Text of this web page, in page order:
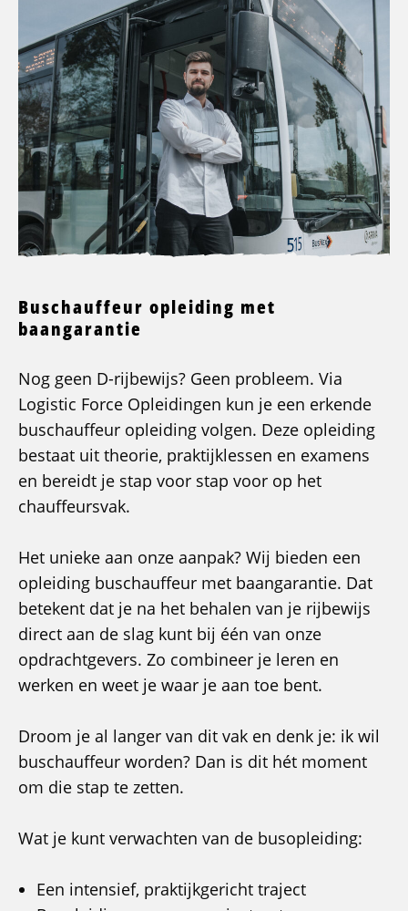
Buschauffeur opleiding met
baangarantie
Nog geen D-rijbewijs? Geen probleem. Via
Logistic Force Opleidingen kun je een erkende
buschauffeur opleiding volgen. Deze opleiding
bestaat uit theorie, praktijklessen en examens
en bereidt je stap voor stap voor op het
chauffeursvak.
Het unieke aan onze aanpak? Wij bieden een
opleiding buschauffeur met baangarantie. Dat
betekent dat je na het behalen van je rijbewijs
direct aan de slag kunt bij één van onze
opdrachtgevers. Zo combineer je leren en
werken en weet je waar je aan toe bent.
Droom je al langer van dit vak en denk je: ik wil
buschauffeur worden? Dan is dit hét moment
om die stap te zetten.
Wat je kunt verwachten van de busopleiding:
Een intensief, praktijkgericht traject